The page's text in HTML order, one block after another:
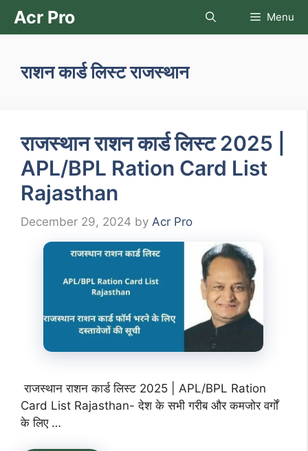
SkipAcr Pro Menu
राशन कार्ड लिस्ट राजस्थान
राजस्थान राशन कार्ड लिस्ट 2025 |
APL/BPL Ration Card List
Rajasthan
December 29, 2024 by Acr Pro
राजस्थान राशन कार्ड लिस्ट 2025 | APL/BPL Ration
Card List Rajasthan- देश के सभी गरीब और कमजोर वर्गों
के लिए …